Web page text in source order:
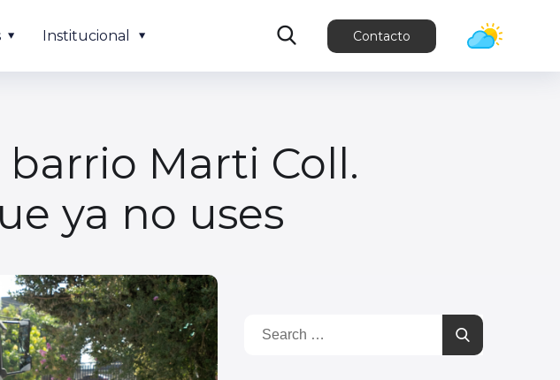
Institucional Contacto
Marti Coll.
ya no uses